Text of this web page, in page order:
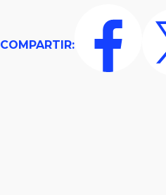
COMPARTIR: